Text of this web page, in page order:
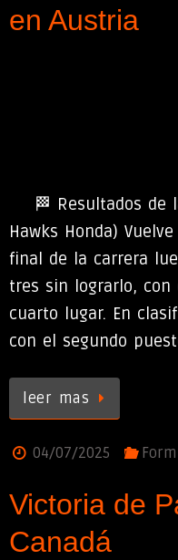
en Austria
🏁 Resultados de
Hawks Honda)
final de la carrera
tres sin lograrlo, con
cuarto lugar. En
con el segundo
leer mas
04/07/2025
Victoria de
Canadá